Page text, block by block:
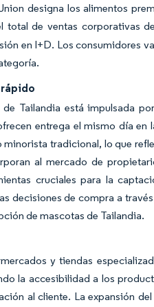
designa los alimentos
total de ventas corporativas
en I+D. Los consumidores
Tailandia está impulsada
entrega el mismo día en
tradicional, lo que
al mercado de
cruciales para la
decisiones de compra a
de mascotas de Tailandia.
y tiendas
la accesibilidad a los
al cliente. La expansión